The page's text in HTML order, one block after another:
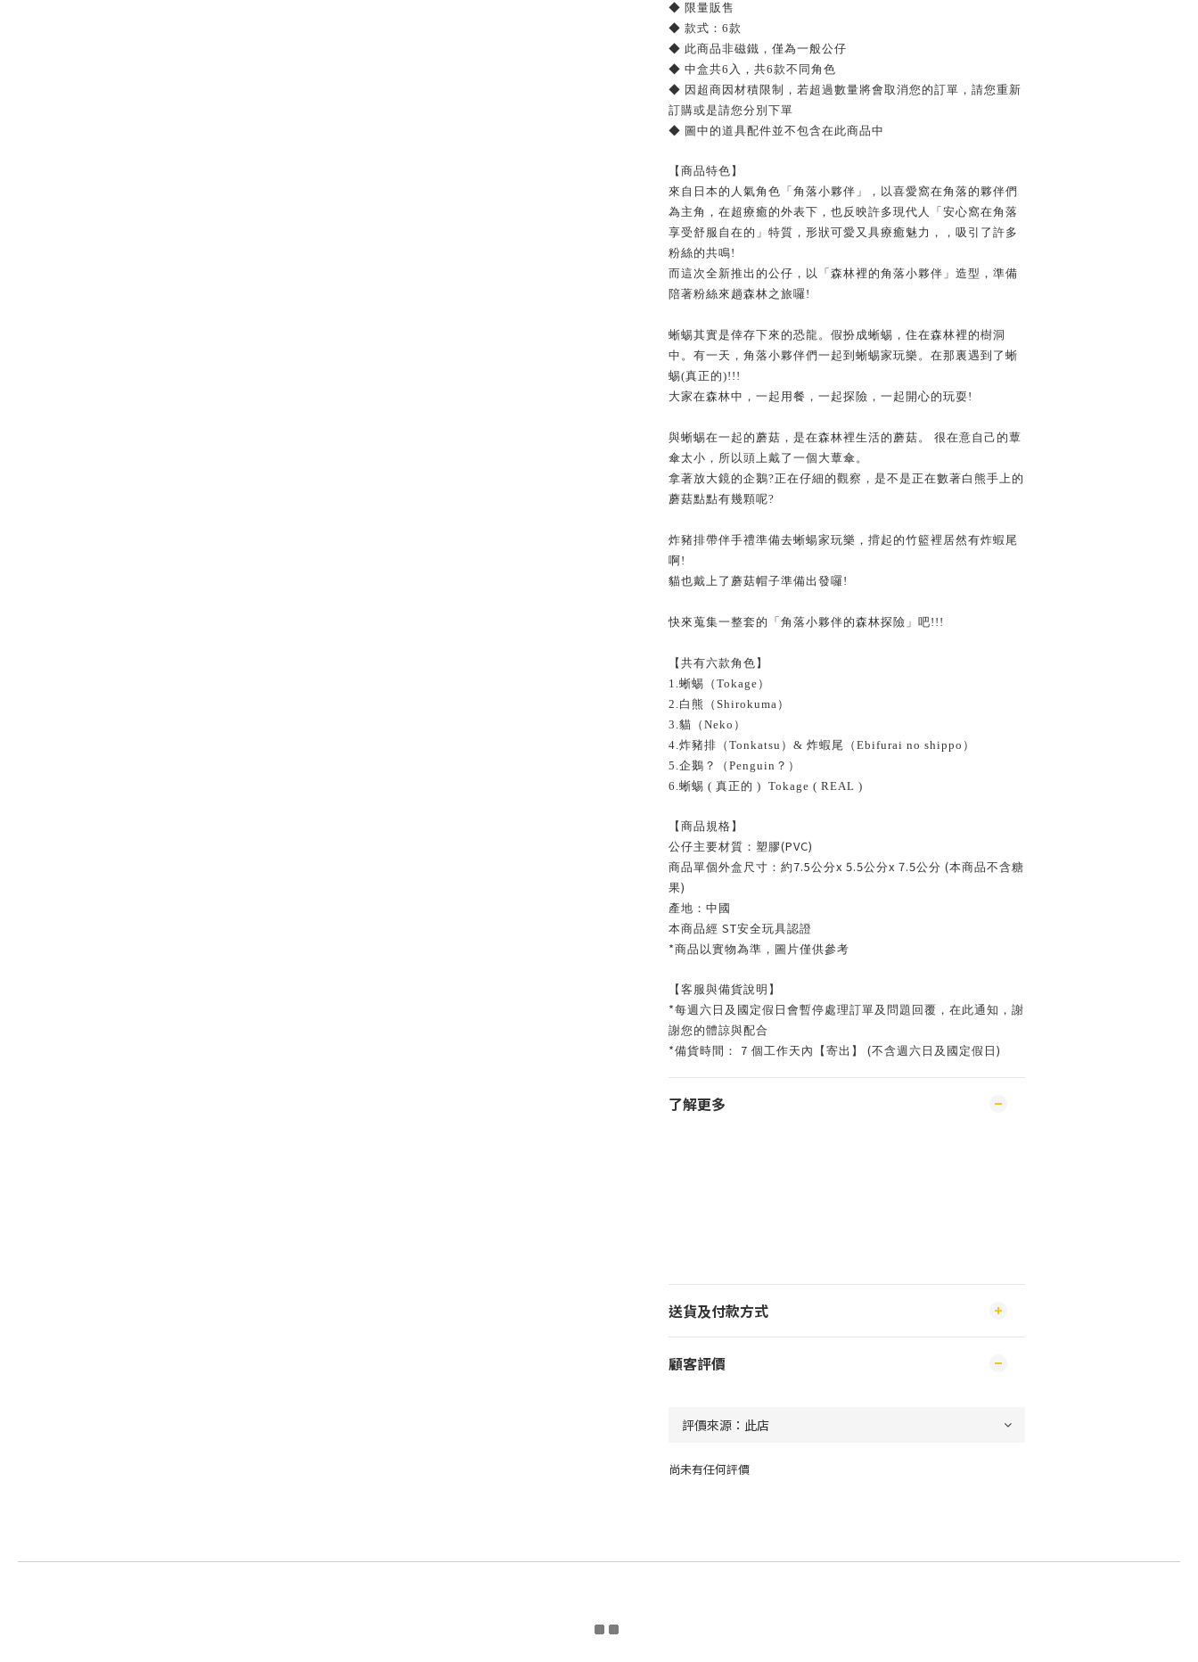
◆ 限量販售
◆ 款式：6款
◆ 此商品非磁鐵，僅為一般公仔
◆ 中盒共6入，共6款不同角色
◆ 因超商因材積限制，若超過數量將會取消您的訂單，請您重新
訂購或是請您分別下單
◆ 圖中的道具配件並不包含在此商品中
【商品特色】
來自日本的人氣角色「角落小夥伴」，以喜愛窩在角落的夥伴們
為主角，在超療癒的外表下，也反映許多現代人「安心窩在角落
享受舒服自在的」特質，形狀可愛又具療癒魅力，，吸引了許多
粉絲的共鳴!
而這次全新推出的公仔，以「森林裡的角落小夥伴」造型，準備
陪著粉絲來趟森林之旅囉!
蜥蜴其實是倖存下來的恐龍。假扮成蜥蜴，住在森林裡的樹洞
中。有一天，角落小夥伴們一起到蜥蜴家玩樂。在那裏遇到了蜥
蜴(真正的)!!!
大家在森林中，一起用餐，一起探險，一起開心的玩耍!
與蜥蜴在一起的蘑菇，是在森林裡生活的蘑菇。 很在意自己的蕈
傘太小，所以頭上戴了一個大蕈傘。
拿著放大鏡的企鵝?正在仔細的觀察，是不是正在數著白熊手上的
蘑菇點點有幾顆呢?
炸豬排帶伴手禮準備去蜥蝪家玩樂，揹起的竹籃裡居然有炸蝦尾
啊!
貓也戴上了蘑菇帽子準備出發囉!
快來蒐集一整套的「角落小夥伴的森林探險」吧!!!
【共有六款角色】
1.蜥蜴（Tokage）
2.白熊（Shirokuma）
3.貓（Neko）
4.炸豬排（Tonkatsu）& 炸蝦尾（Ebifurai no shippo）
5.企鵝？（Penguin？）
6.蜥蜴 ( 真正的 ) Tokage ( REAL )
【商品規格】
公仔主要材質：塑膠(PVC)
商品單個外盒尺寸：約7.5公分x 5.5公分x 7.5公分 (本商品不含糖
果)
產地：中國
本商品經 ST安全玩具認證
*商品以實物為準，圖片僅供參考
【客服與備貨說明】
*每週六日及國定假日會暫停處理訂單及問題回覆，在此通知，謝
謝您的體諒與配合
*備貨時間： 7 個工作天內【寄出】 (不含週六日及國定假日 )
了解更多
送貨及付款方式
顧客評價
尚未有任何評價